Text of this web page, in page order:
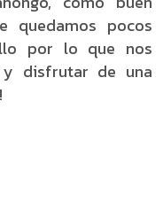
quedamos pocos
por lo que nos
y disfrutar de una